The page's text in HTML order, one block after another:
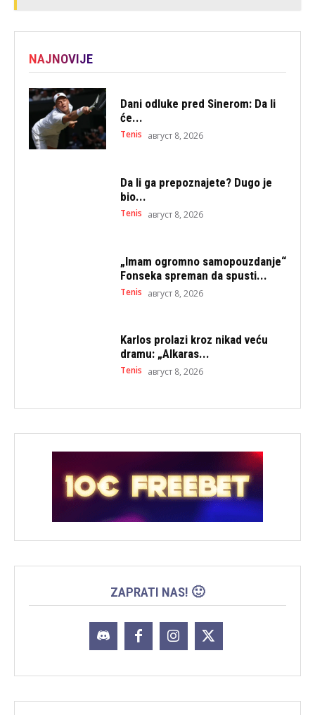
NAJNOVIJE
Dani odluke pred Sinerom: Da li
će...
Tenis август 8, 2026
Da li ga prepoznajete? Dugo je
bio...
Tenis август 8, 2026
„Imam ogromno samopouzdanje“
Fonseka spreman da spusti...
Tenis август 8, 2026
Karlos prolazi kroz nikad veću
dramu: „Alkaras...
Tenis август 8, 2026
ZAPRATI NAS! 🙂